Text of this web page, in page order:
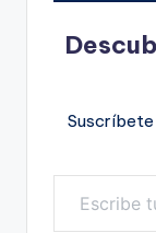
Suscríbete
Escribe tu correo electrónico…